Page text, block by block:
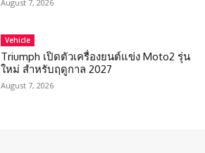
August 7, 2026
Vehicle
Triumph เปิดตัวเครื่องยนต์แข่ง Moto2 รุ่น
ใหม่ สำหรับฤดูกาล 2027
August 7, 2026